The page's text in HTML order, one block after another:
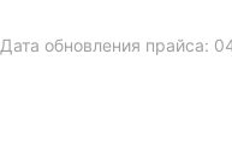
Дата обновления прайса: